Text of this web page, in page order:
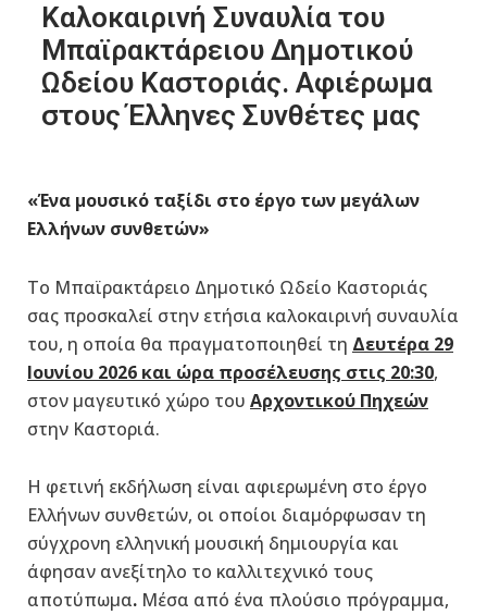
Καλοκαιρινή Συναυλία του
Μπαϊρακτάρειου Δημοτικού
Ωδείου Καστοριάς. Αφιέρωμα
στους Έλληνες Συνθέτες μας
«Ένα μουσικό ταξίδι στο έργο των μεγάλων
Ελλήνων συνθετών»
Το Μπαϊρακτάρειο Δημοτικό Ωδείο Καστοριάς
σας προσκαλεί στην ετήσια καλοκαιρινή συναυλία
του, η οποία θα πραγματοποιηθεί τη Δευτέρα 29
Ιουνίου 2026 και ώρα προσέλευσης στις 20:30,
στον μαγευτικό χώρο του Αρχοντικού Πηχεών
στην Καστοριά.
Η φετινή εκδήλωση είναι αφιερωμένη στο έργο
Ελλήνων συνθετών, οι οποίοι διαμόρφωσαν τη
σύγχρονη ελληνική μουσική δημιουργία και
άφησαν ανεξίτηλο το καλλιτεχνικό τους
αποτύπωμα. Μέσα από ένα πλούσιο πρόγραμμα,